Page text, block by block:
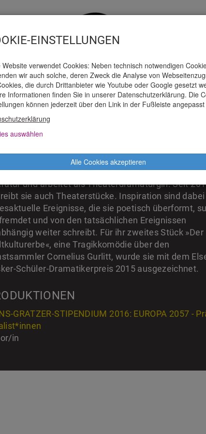
TICKETS PRESSE
Nikolitsch wurde 1979 geboren. Sie studierte
und arbeitet als Theaterdramaturgin. Seit
sie auch Theaterstücke. Inspiration sind dabei
Ereignisse, die sie poetisch überformt,
und von den tatsächlichen Ereignissen
weiter schreibt. Für ihr zweites Stück »Der
eine Tragikkomödie über den
Cornelius Gurlitt, wurde sie mit dem
Schüler-Dramatikerpreis 2015 ausgezeichnet.
GRATZER-STIPENDIUM 2016: EUROPA 2057 -
in
EINSTELLUNGEN
Website verwendet Cookies: Neben technisch notwendigen
wir auch solche, deren Zweck die Analyse von
die durch Drittanbieter wie Youtube oder Google gesetzt
Informationen finden Sie in unserer Datenschutzerklärung. Die
können jederzeit über den Link in der Fußleiste
auswählen
Alle Cookies akzeptieren